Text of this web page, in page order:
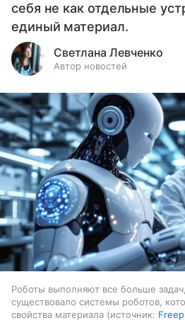
себя не как отдельные
единый материал.
Светлана Левченко
Автор новостей
Роботы выполняют все больше
существовало системы роботов,
свойства материала
источник: